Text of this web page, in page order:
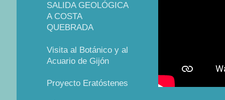
SALIDA GEOLÓGICA
A COSTA
QUEBRADA
Visita al Botánico y al
Acuario de Gijón
Proyecto Eratóstenes